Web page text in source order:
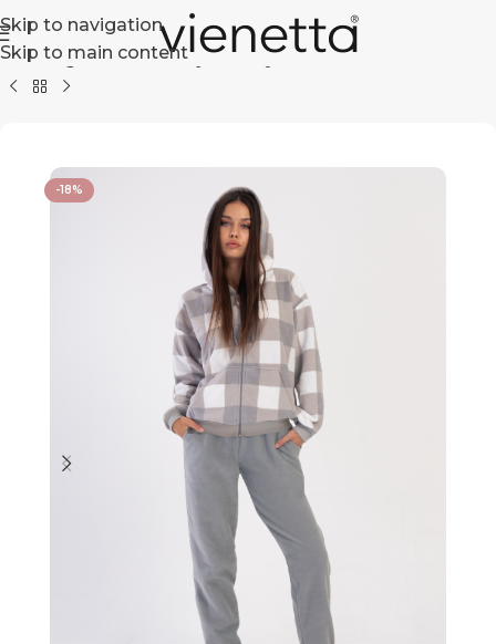
Skip to navigation
Skip to main content
Strona główna Dla niej Piżamy Damskie
-18%